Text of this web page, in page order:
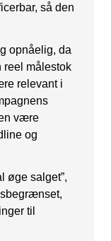
så den
opnåelig, da
reel målestok
relevant i
være
og
øge salget”,
til